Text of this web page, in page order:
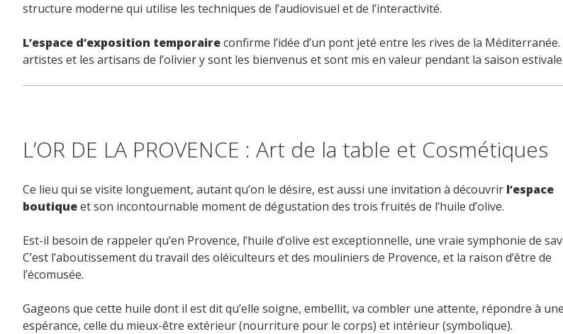
structure moderne qui utilise les techniques de l’audiovisuel et de l’interactivité.
L’espace d’exposition temporaireconfirme l’idée d’un pont jeté entre les rives de la Méditerranée.
artistes et les artisans de l’olivier y sont les bienvenus et sont mis en valeur pendant la saison estivale.
L’OR DE LA PROVENCE : Art de la table et Cosmétiques
Ce lieu qui se visite longuement, autant qu’on le désire, est aussi une invitation à découvrir l’espace
boutiqueet son incontournable moment de dégustation des trois fruités de l’huile d’olive.
Est-il besoin de rappeler qu’en Provence, l’huile d’olive est exceptionnelle, une vraie symphonie de
C’est l’aboutissement du travail des oléiculteurs et des mouliniers de Provence, et la raison d’être de
l’écomusée.
Gageons que cette huile dont il est dit qu’elle soigne, embellit, va combler une attente, répondre à une
espérance, celle du mieux-être extérieur (nourriture pour le corps) et intérieur (symbolique).